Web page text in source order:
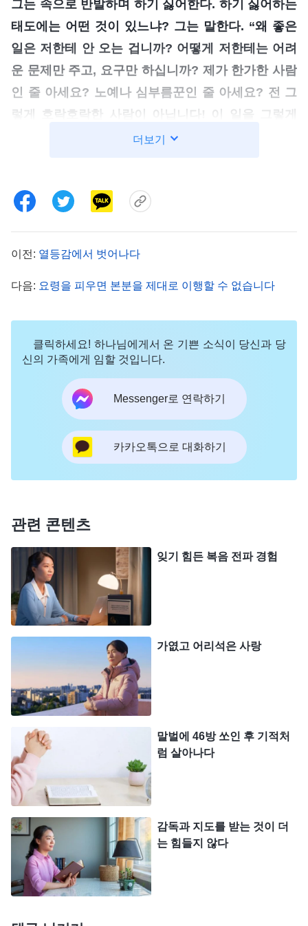
그는 속으로 반발하며 하기 싫어한다. 하기 싫어하는
태도에는 어떤 것이 있느냐? 그는 말한다. “왜 좋은
일은 저한테 안 오는 겁니까? 어떻게 저한테는 어려
운 문제만 주고, 요구만 하십니까? 제가 한가한 사람
인 줄 아세요? 노예나 심부름꾼인 줄 아세요? 전 그
렇게 호락호락한 사람이 아닙니다! 이 일을 그렇게
쉽게 말씀하시는데, 그럼 직접 한번 해 보세요!” 이것
고 대항하는 것이냐? “가서 고기 몇 근만 사 오세요.
느냐? (대항하지 않을 것입니다.)
식사합시다.” 이렇게 말하면 그는 달가워하지 않는
이 들기 시작한다. ‘왜 좋은 일은 나한테 안 오지? 가
벼운 일, 하기 쉬운 일을 할 때는 왜 내가 안 보이나?
어려운 일, 힘든 일, 지저분한 일은 나한테 시키고 말
이야. 내가 착실해서 만만해 보이나?’ 그는 속으로 반
발하기 시작한다. 왜 이렇게 반발하는 것이냐? 어떤
게 더러운 일, 힘든 일이냐? 어떤 게 어려움이냐? 모
이냐? (아닙니다.)
게 굴고 난감하게 만드는 것이라고 생각한다. 그래서
이 본분을 하나님으로부터 받아들이지 않고, 받아들
이기 싫어한다. 이건 어떤 상황이냐? 어려움이 닥쳐
서 육이 고생해야 하고 편하게 있을 수 없게 됐다고
반발하는 것이 아니냐? 이것이 조건 없이, 불평 없이
순종하는 것이냐? 어려움이 좀 있으면 하기 싫어하
고, 자기가 하기 싫은 일이라면, 자기가 볼 때 어려운
일, 안 좋은 일, 천한 일, 남들이 무시하는 일이라면
기를 쓰고 반발하고 반항하고 거절하며 전혀 순종하
지 않는다.
(＜말씀ㆍ4권 적그리스도를 폭로하다ㆍ제
10조 진리를 멸시하고 공공연하게 원칙을 위배하며 하나
님 집의 안배를 무시한다(4)＞ 중에서)
통해 깨달았습니다. 인성이 있는 사람은 본분에 어려
움이 닥쳐 스트레스를 받을 때 반발하고 대적하는 것
이 아니라, 하나님께 기도하고 의지해 전력을 다해
협력할 수 있습니다. 반면 적그리스도는 본분을 이행
더보기
이전: 열등감에서 벗어나다
다음: 요령을 피우면 본분을 제대로 이행할 수 없습니다
클릭하세요! 하나님에게서 온 기쁜 소식이 당신과 당
신의 가족에게 임할 것입니다.
Messenger로 연락하기
카카오톡으로 대화하기
관련 콘텐츠
잊기 힘든 복음 전파 경험
가엾고 어리석은 사랑
말벌에 46방 쏘인 후 기적처
럼 살아나다
감독과 지도를 받는 것이 더
는 힘들지 않다